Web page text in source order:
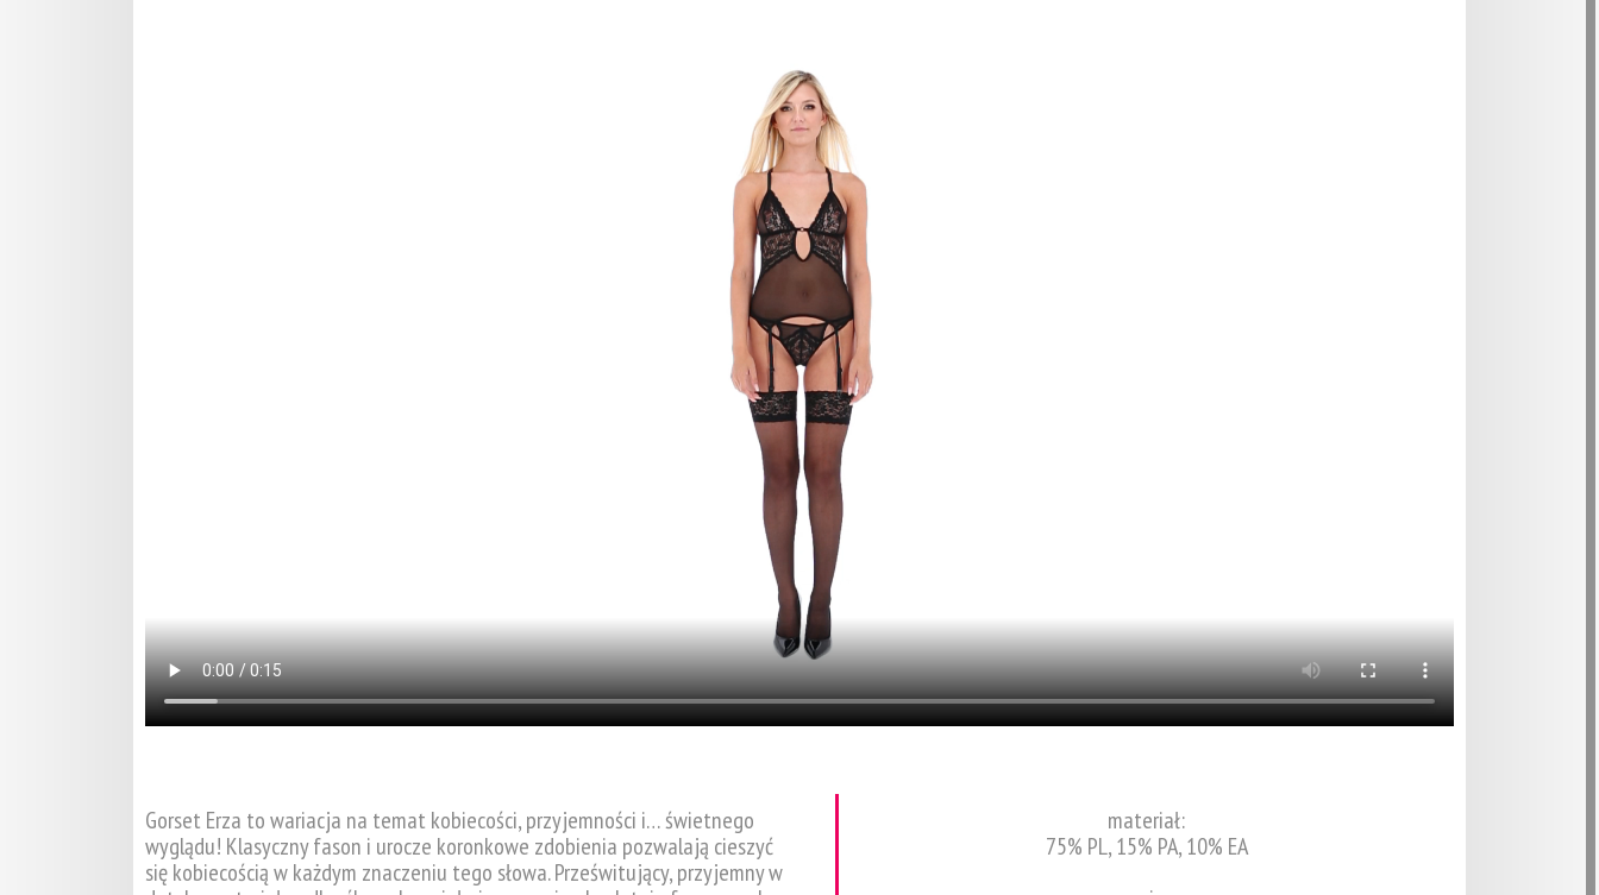
Gorset Erza to wariacja na temat kobiecości, przyjemności i… świetnego
wyglądu! Klasyczny fason i urocze koronkowe zdobienia pozwalają cieszyć
się kobiecością w każdym znaczeniu tego słowa. Prześwitujący, przyjemny w
materiał:
75% PL, 15% PA, 10% EA